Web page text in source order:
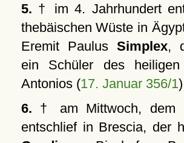
5. † im 4. Jahrhundert
thebäischen Wüste in
Eremit Paulus Simplex,
ein Schüler des heiligen
Antonios (17. Januar 356/1
6. † am Mittwoch, dem
entschlief in Brescia, der